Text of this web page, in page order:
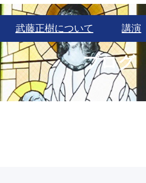
武藤正樹について 講演
ブログ